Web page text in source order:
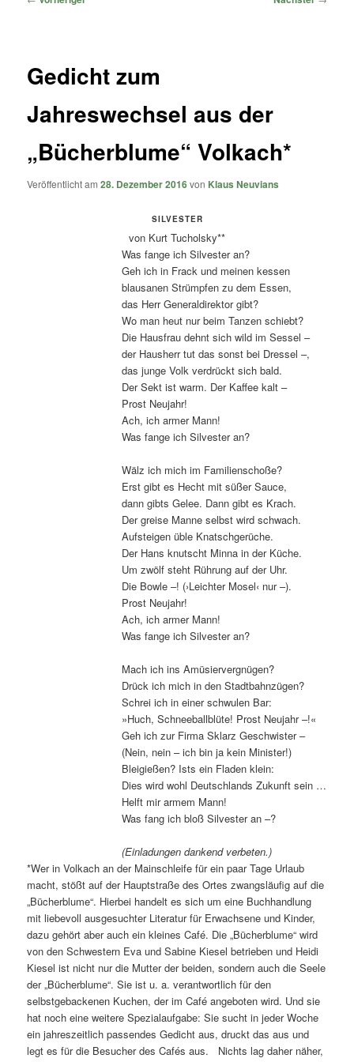
Gedicht zum
Jahreswechsel aus der
„Bücherblume“ Volkach*
Veröffentlicht am28. Dezember 2016von Klaus Neuvians
SILVESTER
von Kurt Tucholsky**
Was fange ich Silvester an?
Geh ich in Frack und meinen kessen
blausanen Strümpfen zu dem Essen,
das Herr Generaldirektor gibt?
Wo man heut nur beim Tanzen schiebt?
Die Hausfrau dehnt sich wild im Sessel –
der Hausherr tut das sonst bei Dressel –,
das junge Volk verdrückt sich bald.
Der Sekt ist warm. Der Kaffee kalt –
Prost Neujahr!
Ach, ich armer Mann!
Was fange ich Silvester an?
Wälz ich mich im Familienschoße?
Erst gibt es Hecht mit süßer Sauce,
dann gibts Gelee. Dann gibt es Krach.
Der greise Manne selbst wird schwach.
Aufsteigen üble Knatschgerüche.
Der Hans knutscht Minna in der Küche.
Um zwölf steht Rührung auf der Uhr.
Die Bowle –! (›Leichter Mosel‹ nur –).
Prost Neujahr!
Ach, ich armer Mann!
Was fange ich Silvester an?
Mach ich ins Amüsiervergnügen?
Drück ich mich in den Stadtbahnzügen?
Schrei ich in einer schwulen Bar:
»Huch, Schneeballblüte! Prost Neujahr –!«
Geh ich zur Firma Sklarz Geschwister –
(Nein, nein – ich bin ja kein Minister!)
Bleigießen? Ists ein Fladen klein:
Dies wird wohl Deutschlands Zukunft sein …
Helft mir armem Mann!
Was fang ich bloß Silvester an –?
(Einladungen dankend verbeten.)
*Wer in Volkach an der Mainschleife für ein paar Tage Urlaub
macht, stößt auf der Hauptstraße des Ortes zwangsläufig auf die
„Bücherblume“. Hierbei handelt es sich um eine Buchhandlung
mit liebevoll ausgesuchter Literatur für Erwachsene und Kinder,
dazu gehört aber auch ein kleines Café. Die „Bücherblume“ wird
von den Schwestern Eva und Sabine Kiesel betrieben und Heidi
Kiesel ist nicht nur die Mutter der beiden, sondern auch die Seele
der „Bücherblume“. Sie ist u. a. verantwortlich für den
selbstgebackenen Kuchen, der im Café angeboten wird. Und sie
hat noch eine weitere Spezialaufgabe: Sie sucht in jeder Woche
ein jahreszeitlich passendes Gedicht aus, druckt das aus und
legt es für die Besucher des Cafés aus. Nichts lag daher näher,